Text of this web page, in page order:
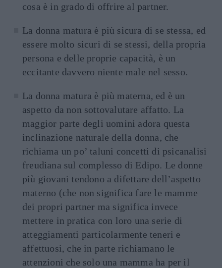
cosa è in grado di offrire al partner.
La donna matura è più sicura di se stessa, ed
essere molto sicuri di se stessi, della propria
persona e delle proprie capacità, è un
eccitante davvero niente male nel sesso.
La donna matura è più materna, ed è un
aspetto da non sottovalutare affatto. La
maggior parte degli uomini adora questa
inclinazione naturale della donna, che
richiama un po’ taluni concetti di psicanalisi
freudiana sul complesso di Edipo. Le donne
più giovani tendono a difettare dell’aspetto
materno (che non significa fare le mamme
dei propri partner ma significa invece
mettere in pratica con loro una serie di
atteggiamenti particolarmente teneri e
affettuosi, che in parte richiamano le
attenzioni che solo una mamma ha per il